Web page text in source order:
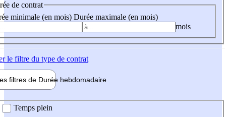
de contrat
minimale (en mois) Durée maximale (en mois)
mois
le filtre du type de contrat
filtres de Durée hebdomadaire
Temps plein